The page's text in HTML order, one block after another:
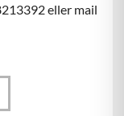
eller mail